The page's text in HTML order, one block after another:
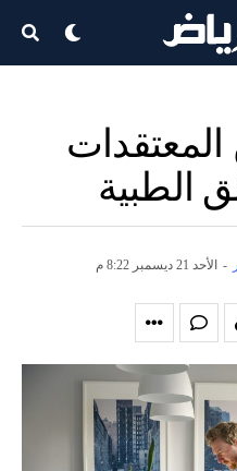
المعتقدات
الطبية
- الأحد 21 ديسمبر 8:22 م